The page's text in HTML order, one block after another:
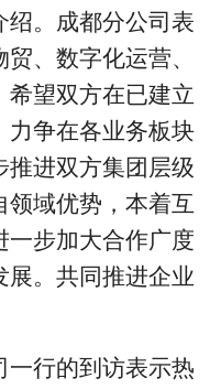
绍。成都分公司表
、数字化运营、
希望双方在已建立
力争在各业务板块
推进双方集团层级
领域优势，本着互
一步加大合作广度
展。共同推进企业
一行的到访表示热